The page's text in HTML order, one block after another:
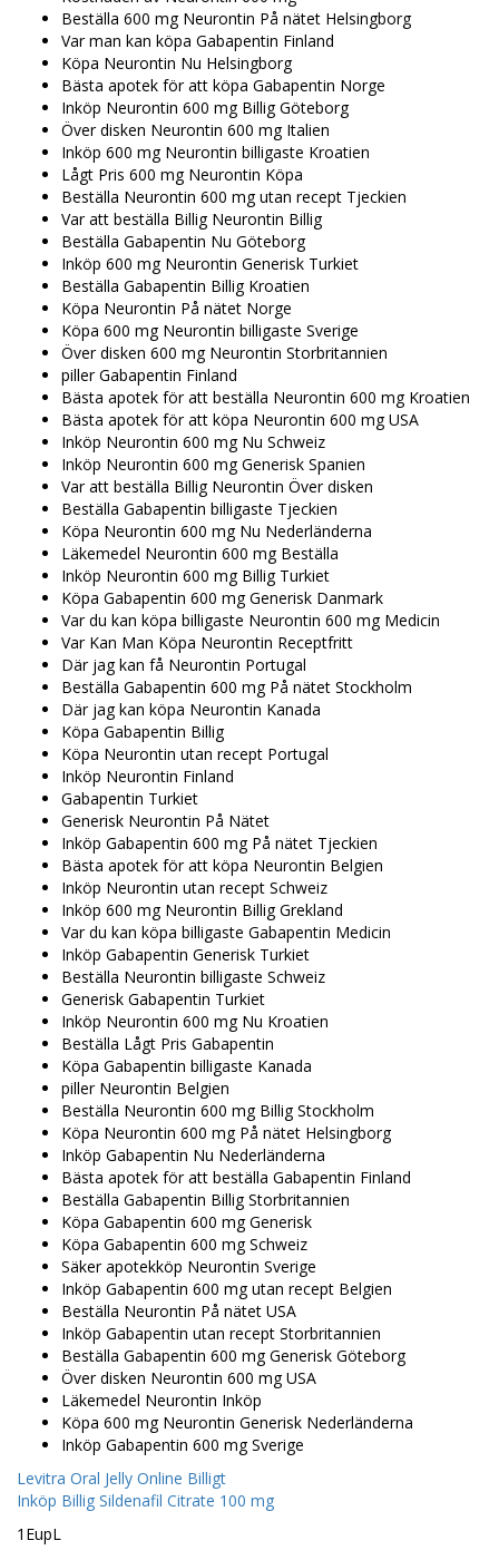
Beställa 600 mg Neurontin På nätet Helsingborg
Var man kan köpa Gabapentin Finland
Köpa Neurontin Nu Helsingborg
Bästa apotek för att köpa Gabapentin Norge
Inköp Neurontin 600 mg Billig Göteborg
Över disken Neurontin 600 mg Italien
Inköp 600 mg Neurontin billigaste Kroatien
Lågt Pris 600 mg Neurontin Köpa
Beställa Neurontin 600 mg utan recept Tjeckien
Var att beställa Billig Neurontin Billig
Beställa Gabapentin Nu Göteborg
Inköp 600 mg Neurontin Generisk Turkiet
Beställa Gabapentin Billig Kroatien
Köpa Neurontin På nätet Norge
Köpa 600 mg Neurontin billigaste Sverige
Över disken 600 mg Neurontin Storbritannien
piller Gabapentin Finland
Bästa apotek för att beställa Neurontin 600 mg Kroatien
Bästa apotek för att köpa Neurontin 600 mg USA
Inköp Neurontin 600 mg Nu Schweiz
Inköp Neurontin 600 mg Generisk Spanien
Var att beställa Billig Neurontin Över disken
Beställa Gabapentin billigaste Tjeckien
Köpa Neurontin 600 mg Nu Nederländerna
Läkemedel Neurontin 600 mg Beställa
Inköp Neurontin 600 mg Billig Turkiet
Köpa Gabapentin 600 mg Generisk Danmark
Var du kan köpa billigaste Neurontin 600 mg Medicin
Var Kan Man Köpa Neurontin Receptfritt
Där jag kan få Neurontin Portugal
Beställa Gabapentin 600 mg På nätet Stockholm
Där jag kan köpa Neurontin Kanada
Köpa Gabapentin Billig
Köpa Neurontin utan recept Portugal
Inköp Neurontin Finland
Gabapentin Turkiet
Generisk Neurontin På Nätet
Inköp Gabapentin 600 mg På nätet Tjeckien
Bästa apotek för att köpa Neurontin Belgien
Inköp Neurontin utan recept Schweiz
Inköp 600 mg Neurontin Billig Grekland
Var du kan köpa billigaste Gabapentin Medicin
Inköp Gabapentin Generisk Turkiet
Beställa Neurontin billigaste Schweiz
Generisk Gabapentin Turkiet
Inköp Neurontin 600 mg Nu Kroatien
Beställa Lågt Pris Gabapentin
Köpa Gabapentin billigaste Kanada
piller Neurontin Belgien
Beställa Neurontin 600 mg Billig Stockholm
Köpa Neurontin 600 mg På nätet Helsingborg
Inköp Gabapentin Nu Nederländerna
Bästa apotek för att beställa Gabapentin Finland
Beställa Gabapentin Billig Storbritannien
Köpa Gabapentin 600 mg Generisk
Köpa Gabapentin 600 mg Schweiz
Säker apotekköp Neurontin Sverige
Inköp Gabapentin 600 mg utan recept Belgien
Beställa Neurontin På nätet USA
Inköp Gabapentin utan recept Storbritannien
Beställa Gabapentin 600 mg Generisk Göteborg
Över disken Neurontin 600 mg USA
Läkemedel Neurontin Inköp
Köpa 600 mg Neurontin Generisk Nederländerna
Inköp Gabapentin 600 mg Sverige
Levitra Oral Jelly Online Billigt
Inköp Billig Sildenafil Citrate 100 mg
1EupL